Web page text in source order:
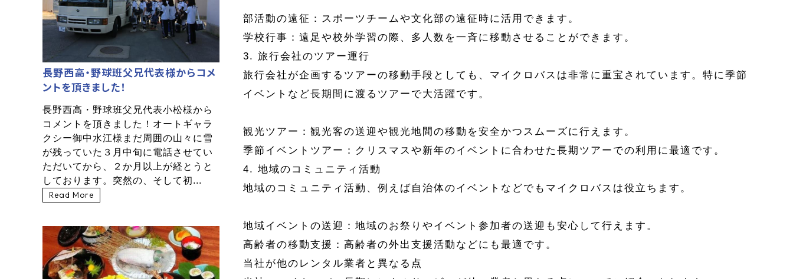
部活動の遠征：スポーツチームや文化部の遠征時に活用できます。
学校行事：遠足や校外学習の際、多人数を一斉に移動させることができます。
3. 旅行会社のツアー運行
旅行会社が企画するツアーの移動手段としても、マイクロバスは非常に重宝されています。特に季節
イベントなど長期間に渡るツアーで大活躍です。
観光ツアー：観光客の送迎や観光地間の移動を安全かつスムーズに行えます。
季節イベントツアー：クリスマスや新年のイベントに合わせた長期ツアーでの利用に最適です。
4. 地域のコミュニティ活動
地域のコミュニティ活動、例えば自治体のイベントなどでもマイクロバスは役立ちます。
地域イベントの送迎：地域のお祭りやイベント参加者の送迎も安心して行えます。
高齢者の移動支援：高齢者の外出支援活動などにも最適です。
当社が他のレンタル業者と異なる点
長野西高・野球班父兄代表様からコメ
ントを頂きました！
長野西高・野球班父兄代表小松様から
コメントを頂きました！オートギャラ
クシー御中水江様まだ周囲の山々に雪
が残っていた３月中旬に電話させてい
ただいてから、２か月以上が経とうと
しております。突然の、そして初...
Read More